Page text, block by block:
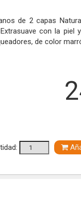
de 2 capas
con la piel
de color